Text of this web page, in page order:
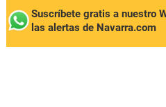
Suscríbete gratis a nuestro
las alertas de Navarra.com